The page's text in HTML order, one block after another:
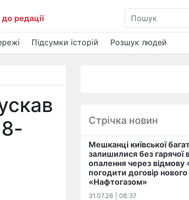
редації
Підсумки історій Розшук людей
Стрічка новин
Мешканці київської
залишилися без гарячої
опалення через відмову
погодити договір
«Нафтогазом»
31.07.26 | 08:37